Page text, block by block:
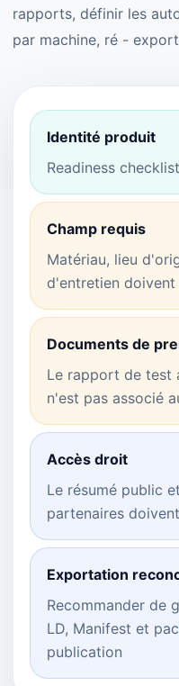
rapports, définir les
par machine, ré -
Identité produit
Readiness
Champ requis
Matériau, lieu
d'entretien
Documents de
Le rapport de test
n'est pas associé
Accès droit
Le résumé public
partenaires
Exportation
Recommander de
LD, Manifest et
publication